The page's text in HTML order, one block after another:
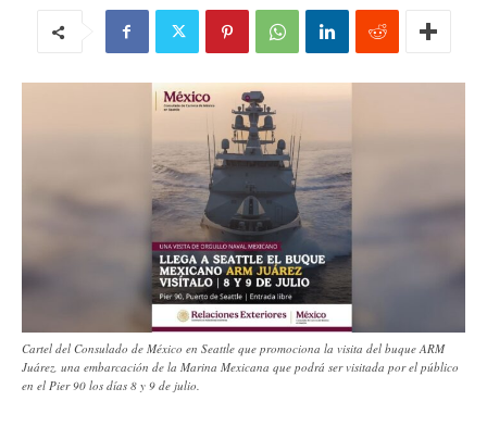
Cartel del Consulado de México en Seattle que promociona la visita del buque ARM
Juárez, una embarcación de la Marina Mexicana que podrá ser visitada por el público
en el Pier 90 los días 8 y 9 de julio.